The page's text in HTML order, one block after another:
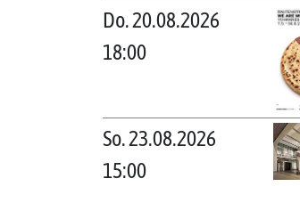
Do. 20.08.2026
18:00
So. 23.08.2026
15:00